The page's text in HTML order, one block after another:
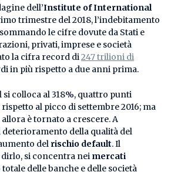
dell’Institute of International
trimestre del 2018, l’indebitamento
le cifre dovute da Stati e
privati, imprese e società
la cifra record di247 trilioni di
in più rispetto a due anni prima.
colloca al 318%, quattro punti
al picco di settembre 2016; ma
è tornato a crescere. A
deterioramento della qualità del
del rischio default. Il
si concentra nei mercati
delle banche e delle società